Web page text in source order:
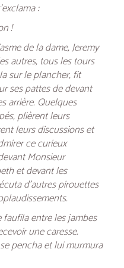
:
!
de la dame, Jeremy
autres, tous les tours
sur le plancher, fit
ses pattes de devant
arrière. Quelques
plièrent leurs
leurs discussions et
ce curieux
Monsieur
et devant les
d’autres pirouettes
entre les jambes
une caresse.
pencha et lui murmura